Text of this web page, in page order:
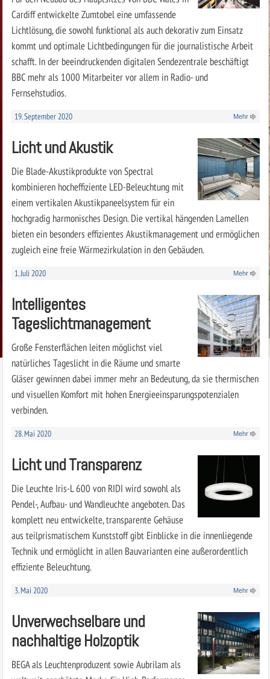
Cardiff entwickelte Zumtobel eine umfassende
Lichtlösung, die sowohl funktional als auch dekorativ zum Einsatz
kommt und optimale Lichtbedingungen für die journalistische Arbeit
schafft. In der beeindruckenden digitalen Sendezentrale beschäftigt
BBC mehr als 1000 Mitarbeiter vor allem in Radio- und
Fernsehstudios.
19. September 2020 Mehr
Licht und Akustik
Die Blade-Akustikprodukte von Spectral
kombinieren hocheffiziente LED-Beleuchtung mit
einem vertikalen Akustikpaneel­system für ein
hochgradig harmonisches Design. Die vertikal hängenden Lamellen
bieten ein besonders effizientes Akustikmanagement und ermöglichen
zugleich eine freie Wärmezirkulation in den Gebäuden.
1. Juli 2020 Mehr
Intelligentes
Tageslichtmanagement
Große Fensterflächen leiten möglichst viel
natürliches Tageslicht in die Räume und smarte
Gläser gewinnen dabei immer mehr an Bedeutung, da sie thermischen
und visuellen Komfort mit hohen Energieeinsparungspotenzialen
verbinden.
28. Mai 2020 Mehr
Licht und Transparenz
Die Leuchte Iris-L 600 von RIDI wird sowohl als
Pendel-, Aufbau- und Wandleuchte angeboten. Das
komplett neu entwickelte, transparente Gehäuse
aus teilprismatischem Kunststoff gibt Einblicke in die innenliegende
Technik und ermöglicht in allen Bauvarianten eine außerordentlich
effiziente Beleuchtung.
3. Mai 2020 Mehr
Unverwechselbare und
nachhaltige Holzoptik
BEGA als Leuchtenproduzent sowie Aubrilam als